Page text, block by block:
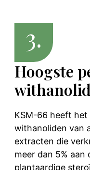
3.
Hoogste
KSM-66 heeft
withanoliden van
extracten die
meer dan 5% aan
plantaardige